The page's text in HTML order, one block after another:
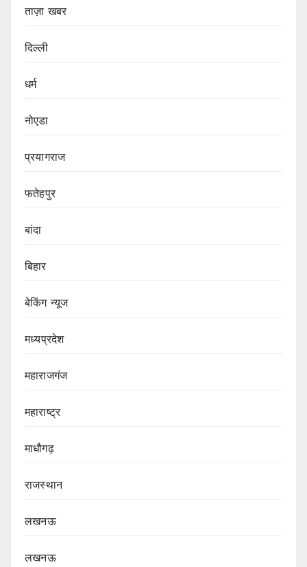
ताज़ा खबर
दिल्ली
धर्म
नोएडा
प्रयागराज
फतेहपुर
बांदा
बिहार
बेकिंग न्यूज
मध्यप्रदेश
महाराजगंज
महाराष्ट्र
माधौगढ़
राजस्थान
लखनऊ
लखनऊ